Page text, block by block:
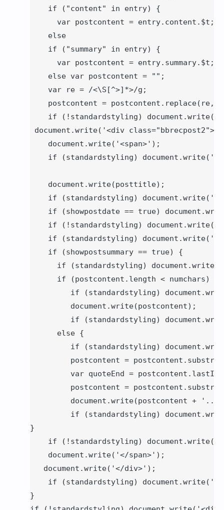
    if ("content" in entry) {
      var postcontent = entry.content.$t;}
    else
    if ("summary" in entry) {
      var postcontent = entry.summary.$t;}
    else var postcontent = "";
    var re = /<\S[^>]*>/g;
postcontent = postcontent.replace(re,
if (!standardstyling)
document.write('<div
    document.write('<span>');
if (standardstyling)
    document.write(posttitle);
if (standardstyling)
if (showpostdate == true)
if (!standardstyling)
if (standardstyling)
    if (showpostsummary == true) {
if (standardstyling)
      if (postcontent.length < numchars) {
if (standardstyling)
         document.write(postcontent);
if (standardstyling)
      else {
if (standardstyling)
postcontent =
var quoteEnd =
postcontent =
document.write(postcontent + '...
if (standardstyling)
}
if (!standardstyling)
    document.write('</span>');
   document.write('</div>');
if (standardstyling)
}